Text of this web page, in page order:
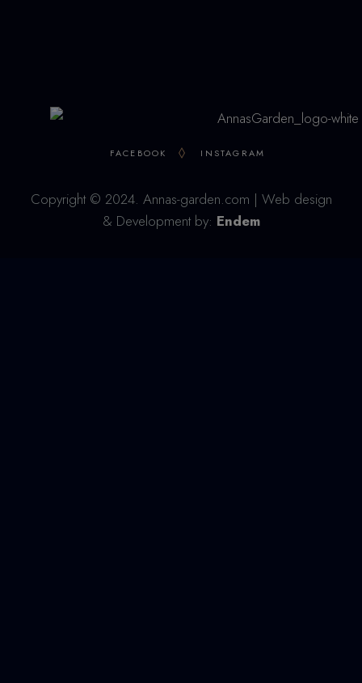
FACEBOOK INSTAGRAM
Copyright © 2024. Annas-garden.com | Web design
& Development by: Endem